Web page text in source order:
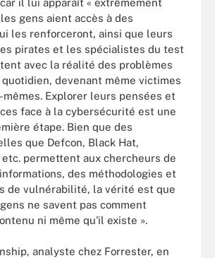
gens aient accès à des
les renforceront, ainsi que leurs
pirates et les spécialistes du test
avec la réalité des problèmes
devenant même victimes
mêmes. Explorer leurs pensées et
face à la cybersécurité est une
étape. Bien que des
que Defcon, Black Hat,
etc. permettent aux chercheurs de
des méthodologies et
de vulnérabilité, la vérité est que
ne savent pas comment
ni même qu'il existe ».
analyste chez Forrester, en